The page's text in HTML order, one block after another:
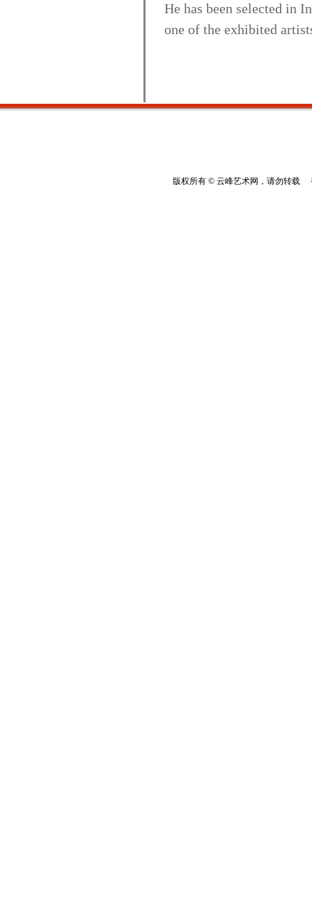
He has been selected in
one of the exhibited
版权所有 © 云峰艺术网，请勿转载